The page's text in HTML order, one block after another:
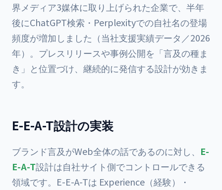
界メディア3媒体に取り上げられた企業で、半年
後にChatGPT検索・Perplexityでの自社名の登場
頻度が増加しました（当社支援実績データ／2026
年）。プレスリリースや事例公開を「言及の種ま
き」と位置づけ、継続的に発信する設計が効きま
す。
E-E-A-T設計の実装
ブランド言及がWeb全体の話であるのに対し、 E-
E-A-T設計は自社サイト側でコントロールできる
領域です。E-E-A-Tは Experience（経験）・